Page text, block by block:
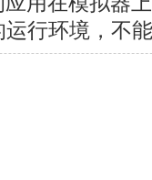
行环境，不